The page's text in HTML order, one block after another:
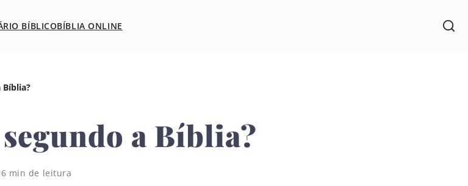
BÍBLICOBÍBLIA ONLINE
Bíblia?
a Bíblia?
6 min de leitura